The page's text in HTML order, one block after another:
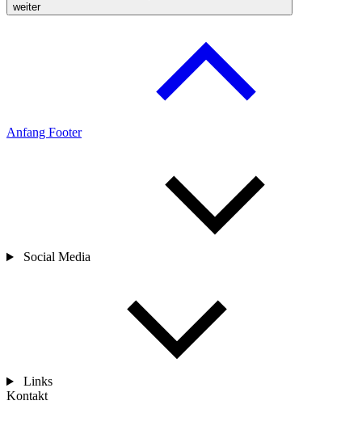
weiter
Anfang Footer
Social Media
Links
Kontakt